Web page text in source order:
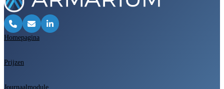
Homepagina
Prijzen
Journaalmodule